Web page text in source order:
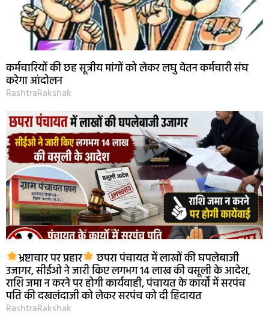
कर्मचारियों की छह सूत्रीय मांगों को लेकर लघु वेतन कर्मचारी संघ
करेगा आंदोलन
RashtraRakshak
भ्रष्टाचार पर प्रहार छपरा पंचायत में लाखों की घपलेबाजी
उजागर, सीईओ ने जारी किए लगभग 14 लाख की वसूली के आदेश,
राशि जमा न करने पर होगी कार्यवाही, पंचायत के कार्यों में सरपंच
पति की दखलंदाजी को लेकर सरपंच को दी हिदायत
RashtraRakshak